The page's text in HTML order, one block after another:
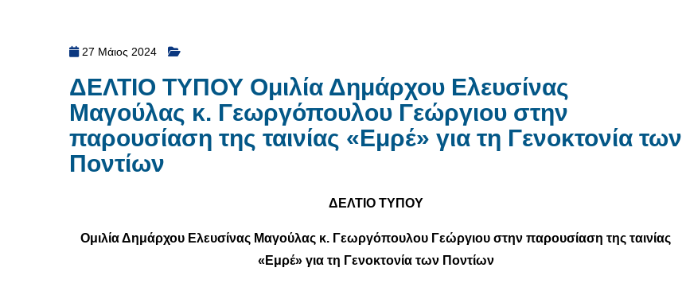
27 Μάιος 2024
ΔΕΛΤΙΟ ΤΥΠΟΥ Ομιλία Δημάρχου Ελευσίνας
Μαγούλας κ. Γεωργόπουλου Γεώργιου στην
παρουσίαση της ταινίας «Εμρέ» για τη Γενοκτονία των
Ποντίων
ΔΕΛΤΙΟ ΤΥΠΟΥ
Ομιλία Δημάρχου Ελευσίνας Μαγούλας κ. Γεωργόπουλου Γεώργιου στην παρουσίαση της ταινίας
«Εμρέ» για τη Γενοκτονία των Ποντίων